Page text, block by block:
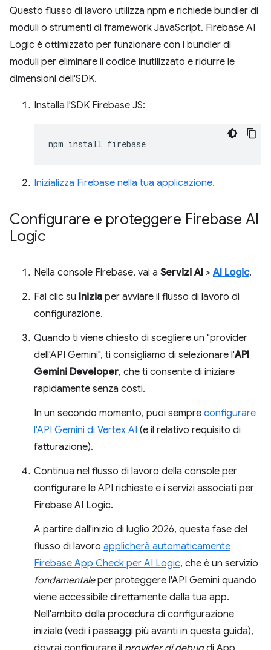
Questo flusso di lavoro utilizza npm e richiede bundler di
moduli o strumenti di framework JavaScript. Firebase AI
Logic è ottimizzato per funzionare con i bundler di
moduli per eliminare il codice inutilizzato e ridurre le
dimensioni dell'SDK.
Installa l'SDK Firebase JS:
npm install
Inizializza Firebase nella tua applicazione.
Configurare e proteggere Firebase AI
Logic
Nella console Firebase, vai a Servizi AI >AI Logic.
Fai clic su Inizia per avviare il flusso di lavoro di
configurazione.
Quando ti viene chiesto di scegliere un "provider
dell'API Gemini", ti consigliamo di selezionare l'API
Gemini Developer, che ti consente di iniziare
rapidamente senza costi.
In un secondo momento, puoi sempre configurare
l'API Gemini di Vertex AI (e il relativo requisito di
fatturazione).
Continua nel flusso di lavoro della console per
configurare le API richieste e i servizi associati per
Firebase AI Logic.
A partire dall'inizio di luglio 2026, questa fase del
flusso di lavoro applicherà automaticamente
Firebase App Check per AI Logic, che è un servizio
fondamentaleper proteggere l'API Gemini quando
viene accessibile direttamente dalla tua app.
Nell'ambito della procedura di configurazione
iniziale (vedi i passaggi più avanti in questa guida),